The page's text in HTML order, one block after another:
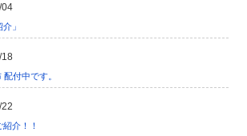
」
付中です。
介！！